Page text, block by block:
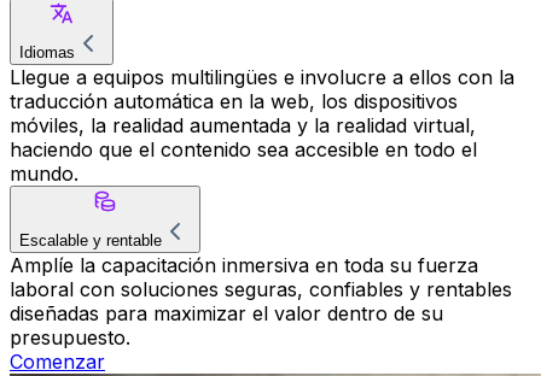
Idiomas
Llegue a equipos multilingües e involucre a ellos con la
traducción automática en la web, los dispositivos
móviles, la realidad aumentada y la realidad virtual,
haciendo que el contenido sea accesible en todo el
mundo.
Escalable y rentable
Amplíe la capacitación inmersiva en toda su fuerza
laboral con soluciones seguras, confiables y rentables
diseñadas para maximizar el valor dentro de su
presupuesto.
Comenzar